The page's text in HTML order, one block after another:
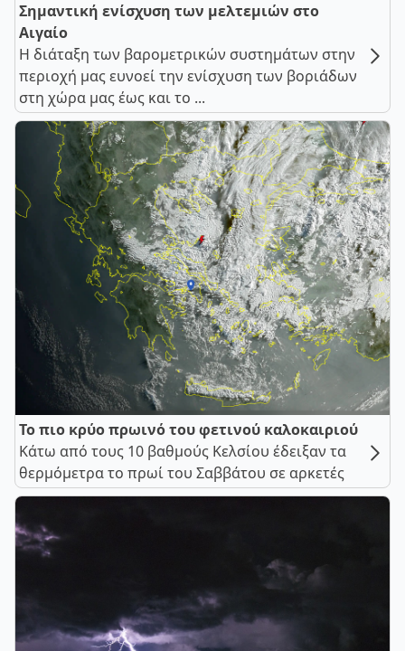
Σημαντική ενίσχυση των μελτεμιών στο
Αιγαίο
Η διάταξη των βαρομετρικών συστημάτων στην
περιοχή μας ευνοεί την ενίσχυση των βοριάδων
στη χώρα μας έως και το ...
Το πιο κρύο πρωινό του φετινού καλοκαιριού
Κάτω από τους 10 βαθμούς Κελσίου έδειξαν τα
θερμόμετρα το πρωί του Σαββάτου σε αρκετές